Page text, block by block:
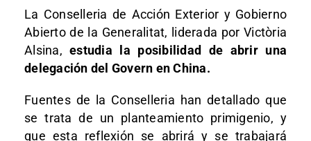
La Conselleria de Acción Exterior y Gobierno
Abierto de la Generalitat, liderada por Victòria
Alsina,estudia la posibilidad de abrir una
delegación del Govern en China.
Fuentes de la Conselleria han detallado que
se trata de un planteamiento primigenio, y
que esta reflexión se abrirá y se trabajará